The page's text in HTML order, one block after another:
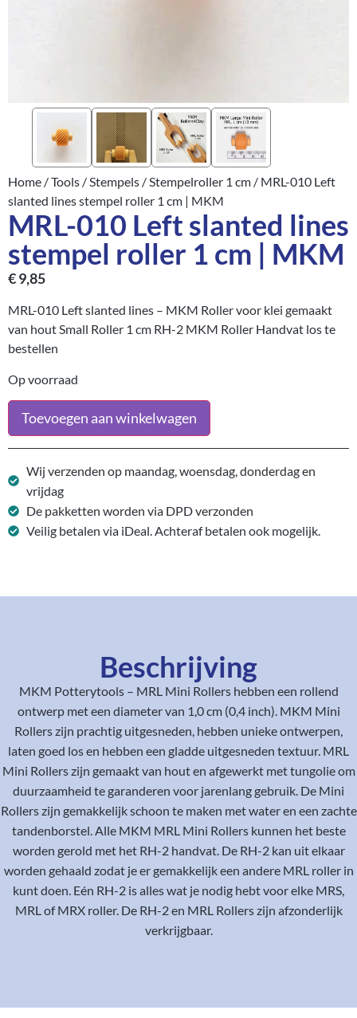
Home /Tools /Stempels /Stempelroller 1 cm / MRL-010 Left
slanted lines stempel roller 1 cm | MKM
MRL-010 Left slanted lines
stempel roller 1 cm | MKM
€9,85
MRL-010 Left slanted lines – MKM Roller voor klei gemaakt
van hout Small Roller 1 cm RH-2 MKM Roller Handvat los te
bestellen
Op voorraad
Toevoegen aan winkelwagen
Wij verzenden op maandag, woensdag, donderdag en
vrijdag
De pakketten worden via DPD verzonden
Veilig betalen via iDeal. Achteraf betalen ook mogelijk.
Beschrijving
MKM Potterytools – MRL Mini Rollers hebben een rollend
ontwerp met een diameter van 1,0 cm (0,4 inch). MKM Mini
Rollers zijn prachtig uitgesneden, hebben unieke ontwerpen,
laten goed los en hebben een gladde uitgesneden textuur. MRL
Mini Rollers zijn gemaakt van hout en afgewerkt met tungolie om
duurzaamheid te garanderen voor jarenlang gebruik. De Mini
Rollers zijn gemakkelijk schoon te maken met water en een zachte
tandenborstel. Alle MKM MRL Mini Rollers kunnen het beste
worden gerold met het RH-2 handvat. De RH-2 kan uit elkaar
worden gehaald zodat je er gemakkelijk een andere MRL roller in
kunt doen. Eén RH-2 is alles wat je nodig hebt voor elke MRS,
MRL of MRX roller. De RH-2 en MRL Rollers zijn afzonderlijk
verkrijgbaar.